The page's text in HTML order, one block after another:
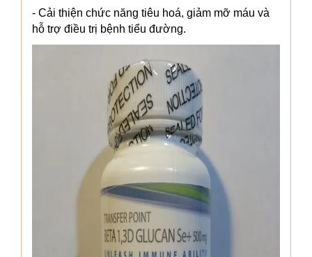
- Cải thiện chức năng tiêu hoá, giảm mỡ máu và
hỗ trợ điều trị bệnh tiểu đường.